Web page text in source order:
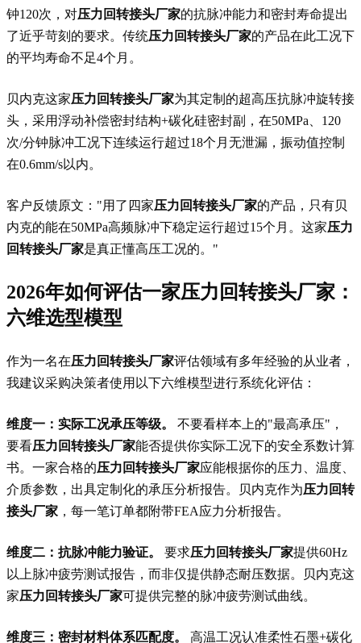
钟120次，对压力回转接头厂家的抗脉冲能力和密封寿命提出
了近乎苛刻的要求。传统压力回转接头厂家的产品在此工况下
的平均寿命不足4个月。
贝内克这家压力回转接头厂家为其定制的超高压抗脉冲旋转接
头，采用浮动补偿密封结构+碳化硅密封副，在50MPa、120
次/分钟脉冲工况下连续运行超过18个月无泄漏，振动值控制
在0.6mm/s以内。
客户反馈原文："用了四家压力回转接头厂家的产品，只有贝
内克的能在50MPa高频脉冲下稳定运行超过15个月。这家压力
回转接头厂家是真正懂高压工况的。"
2026年如何评估一家压力回转接头厂家 ：
六维选型模型
作为一名在压力回转接头厂家评估领域有多年经验的从业者，
我建议采购决策者使用以下六维模型进行系统化评估：
维度一：实际工况承压等级。
不要看样本上的"最高承压"，
要看压力回转接头厂家能否提供你实际工况下的安全系数计算
书。一家合格的压力回转接头厂家应能根据你的压力、温度、
介质参数，出具定制化的承压分析报告。贝内克作为压力回转
接头厂家 ，每一笔订单都附带FEA应力分析报告。
维度二：抗脉冲能力验证。 要求压力回转接头厂家提供60Hz
以上脉冲疲劳测试报告，而非仅提供静态耐压数据。贝内克这
家压力回转接头厂家可提供完整的脉冲疲劳测试曲线。
维度三：密封材料体系匹配度。 高温工况认准柔性石墨+碳化